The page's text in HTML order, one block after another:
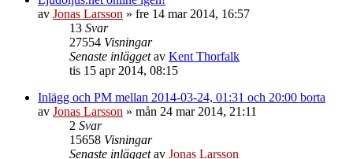
av Jonas Larsson » fre 14 mar 2014, 16:57
13 Svar
27554 Visningar
Senaste inläggetav Kent Thorfalk
tis 15 apr 2014, 08:15
Inlägg och PM mellan 2014-03-24, 01:31 och 20:00 borta
av Jonas Larsson » mån 24 mar 2014, 21:11
2 Svar
15658 Visningar
Senaste inläggetav Jonas Larsson